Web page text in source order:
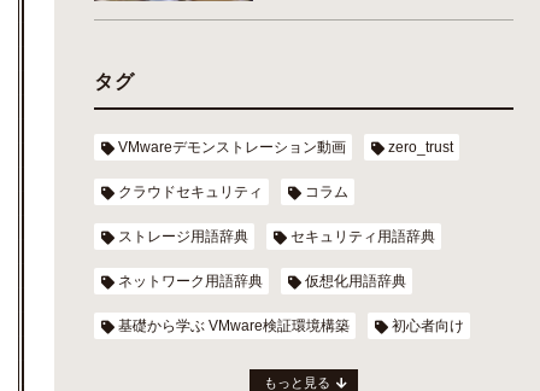
タグ
VMwareデモンストレーション動画 zero_trust
クラウドセキュリティ コラム
ストレージ用語辞典 セキュリティ用語辞典
ネットワーク用語辞典 仮想化用語辞典
基礎から学ぶ VMware検証環境構築 初心者向け
もっと見る